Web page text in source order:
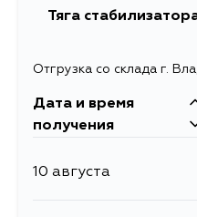
Тяга
Отгрузка со склада г.
Дата и время
получения
10 августа